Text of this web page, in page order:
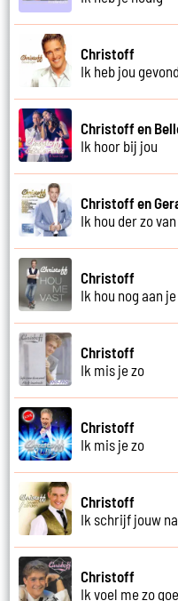
Christoff
Ik heb jou
Christoff en
Ik hoor bij jou
Christoff en
Ik hou der zo van
Christoff
Ik hou nog aan
Christoff
Ik mis je zo
Christoff
Ik mis je zo
Christoff
Ik schrijf jouw
Christoff
Ik voel me zo